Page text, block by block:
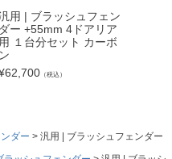
用 | ブラッシュフェン
ダー +55mm 4ドアリア
用 １台分セット カーボ
ン
62,700 （税込）
ダー
汎用 | ブラッシュフェンダー